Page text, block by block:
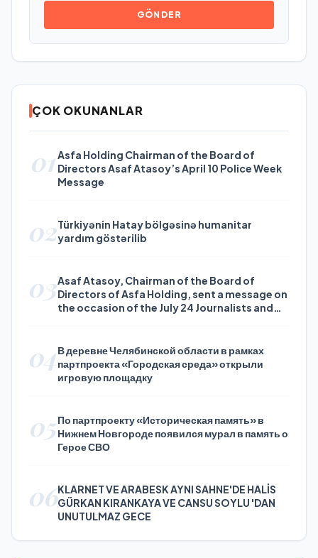
GÖNDER
ÇOK OKUNANLAR
01Asfa Holding Chairman of the Board of
Directors Asaf Atasoy’s April 10 Police Week
Message
02Türkiyənin Hatay bölgəsinə humanitar
yardım göstərilib
03Asaf Atasoy, Chairman of the Board of
Directors of Asfa Holding, sent a message on
the occasion of the July 24 Journalists and
04В деревне Челябинской области в рамках
партпроекта «Городская среда» открыли
игровую площадку
05По партпроекту «Историческая память» в
Нижнем Новгороде появился мурал в память о
Герое СВО
06KLARNET VE ARABESK AYNI SAHNE'DE HALİS
GÜRKAN KIRANKAYA VE CANSU SOYLU 'DAN
UNUTULMAZ GECE